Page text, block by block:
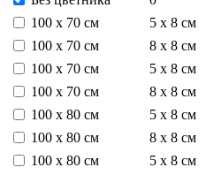
100 х 70 см
5 х 8 см
100 х 70 см
8 х 8 см
100 х 70 см
5 х 8 см
100 х 70 см
8 х 8 см
100 х 80 см
5 х 8 см
100 х 80 см
8 х 8 см
100 х 80 см
5 х 8 см